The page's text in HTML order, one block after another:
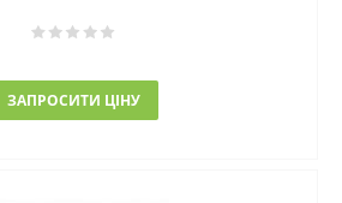
ЗАПРОСИТИ ЦІНУ